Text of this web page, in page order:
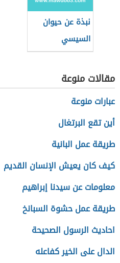
نبذة عن حيوان
السيسي
مقالات منوعة
عبارات منوعة
أين تقع البرتغال
طريقة عمل البانية
كيف كان يعيش الإنسان القديم
معلومات عن سيدنا إبراهيم
طريقة عمل حشوة السبانخ
احاديث الرسول الصحيحة
الدال على الخير كفاعله